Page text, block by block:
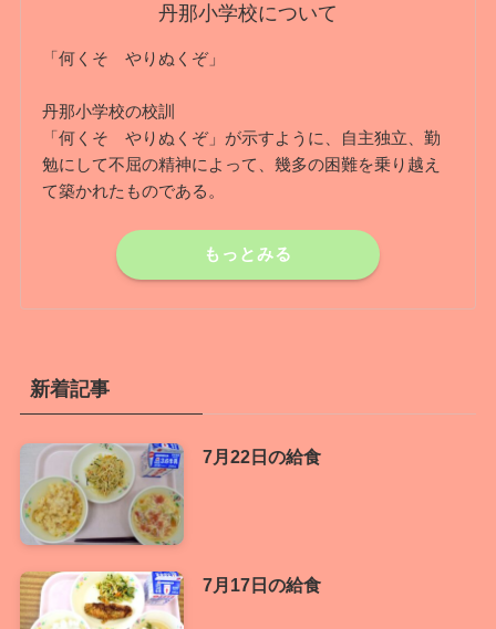
丹那小学校について
「何くそ やりぬくぞ」
丹那小学校の校訓
「何くそ やりぬくぞ」が示すように、自主独立、勤
勉にして不屈の精神によって、幾多の困難を乗り越え
て築かれたものである。
もっとみる
新着記事
7月22日の給食
7月17日の給食